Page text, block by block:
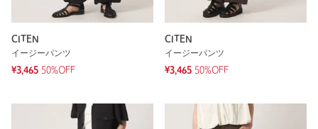
CITEN
イージーパンツ
¥3,465 50%OFF
CITEN
イージーパンツ
¥3,465 50%OFF